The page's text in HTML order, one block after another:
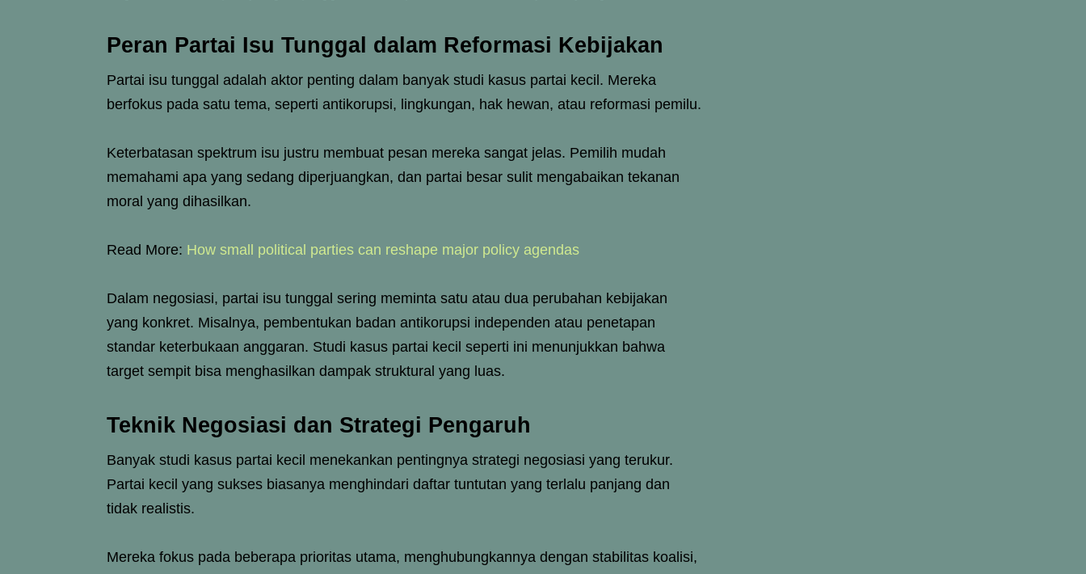
Peran Partai Isu Tunggal dalam Reformasi Kebijakan
Partai isu tunggal adalah aktor penting dalam banyak studi kasus partai kecil. Mereka
berfokus pada satu tema, seperti antikorupsi, lingkungan, hak hewan, atau reformasi pemilu.
Keterbatasan spektrum isu justru membuat pesan mereka sangat jelas. Pemilih mudah
memahami apa yang sedang diperjuangkan, dan partai besar sulit mengabaikan tekanan
moral yang dihasilkan.
Read More: How small political parties can reshape major policy agendas
Dalam negosiasi, partai isu tunggal sering meminta satu atau dua perubahan kebijakan
yang konkret. Misalnya, pembentukan badan antikorupsi independen atau penetapan
standar keterbukaan anggaran. Studi kasus partai kecil seperti ini menunjukkan bahwa
target sempit bisa menghasilkan dampak struktural yang luas.
Teknik Negosiasi dan Strategi Pengaruh
Banyak studi kasus partai kecil menekankan pentingnya strategi negosiasi yang terukur.
Partai kecil yang sukses biasanya menghindari daftar tuntutan yang terlalu panjang dan
tidak realistis.
Mereka fokus pada beberapa prioritas utama, menghubungkannya dengan stabilitas koalisi,